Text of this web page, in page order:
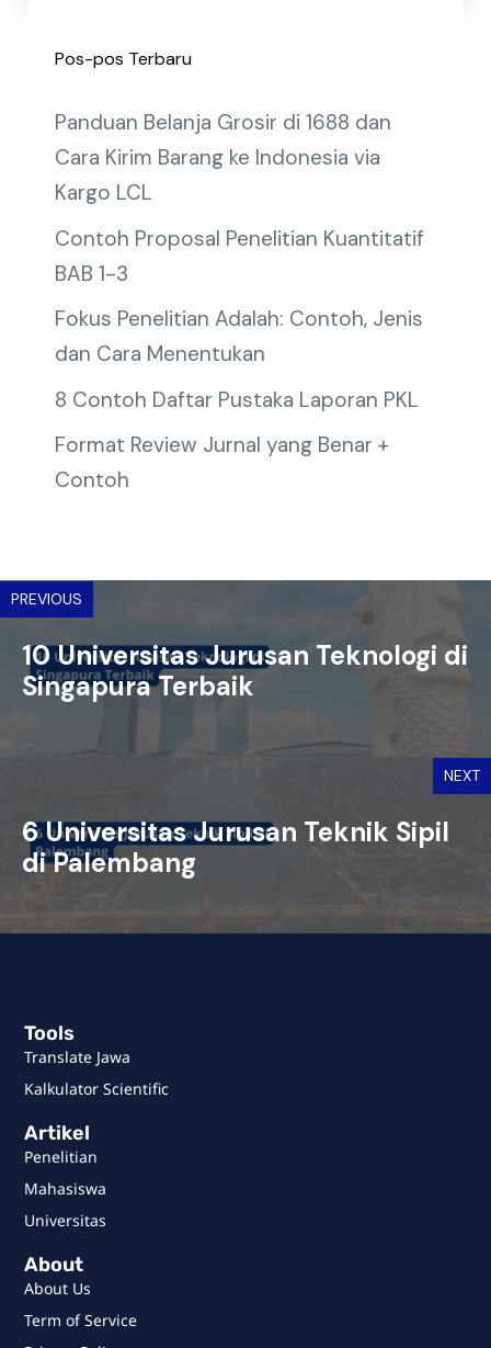
Pos-pos Terbaru
Panduan Belanja Grosir di 1688 dan
Cara Kirim Barang ke Indonesia via
Kargo LCL
Contoh Proposal Penelitian Kuantitatif
BAB 1-3
Fokus Penelitian Adalah: Contoh, Jenis
dan Cara Menentukan
8 Contoh Daftar Pustaka Laporan PKL
Format Review Jurnal yang Benar +
Contoh
PREVIOUS
10 Universitas Jurusan Teknologi di
Singapura Terbaik
NEXT
6 Universitas Jurusan Teknik Sipil
di Palembang
Tools
Translate Jawa
Kalkulator Scientific
Artikel
Penelitian
Mahasiswa
Universitas
About
About Us
Term of Service